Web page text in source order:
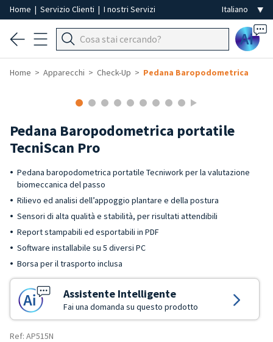
Home | Servizio Clienti | I nostri Servizi
Ai
Home Apparecchi Check-Up Pedana Baropodometrica
Pedana Baropodometrica portatile
TecniScan Pro
Pedana baropodometrica portatile Tecniwork per la valutazione
biomeccanica del passo
Rilievo ed analisi dell’appoggio plantare e della postura
Sensori di alta qualità e stabilità, per risultati attendibili
Report stampabili ed esportabili in PDF
Software installabile su 5 diversi PC
Borsa per il trasporto inclusa
Assistente Intelligente
Fai una domanda su questo prodotto
Ref: AP515N